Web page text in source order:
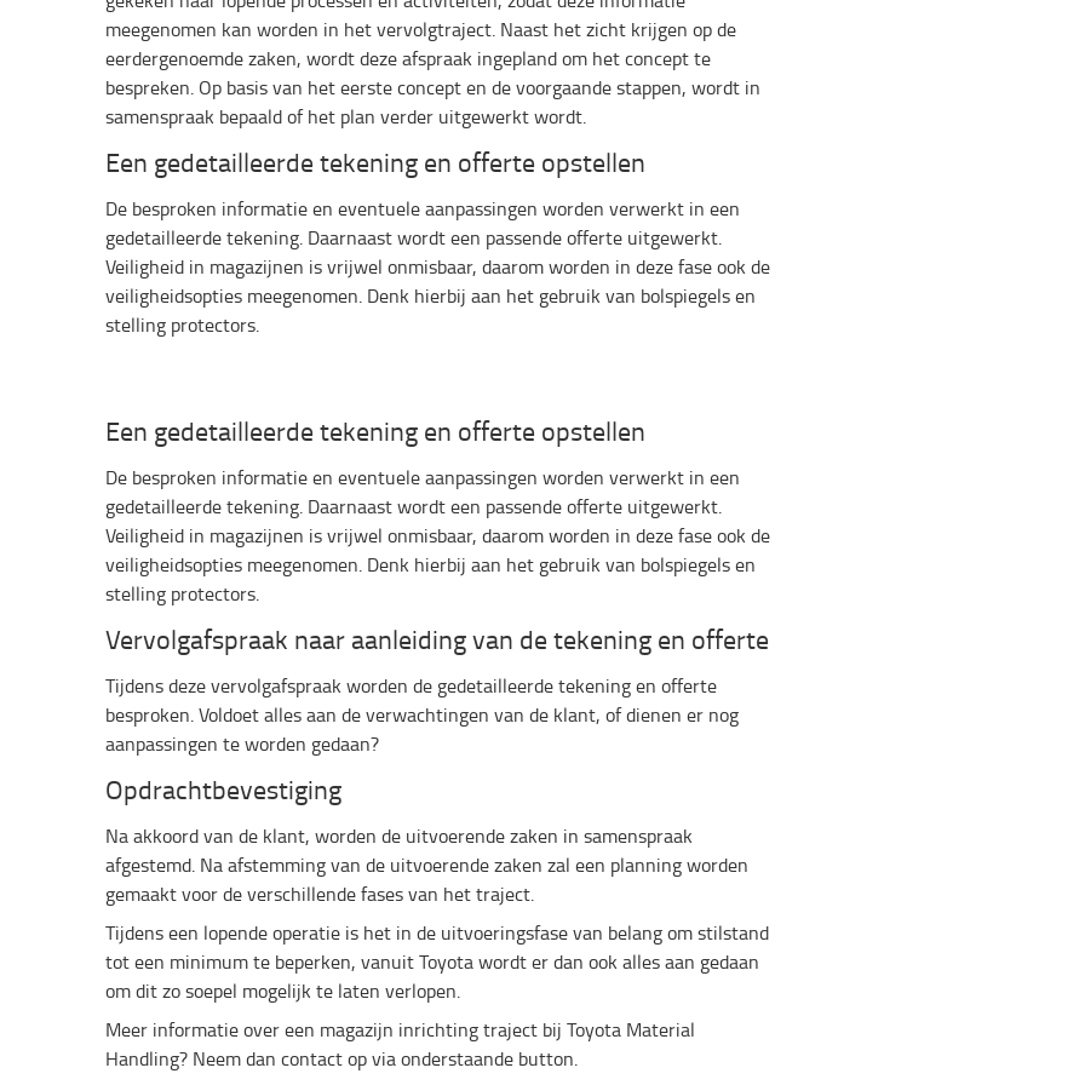
meegenomen kan worden in het vervolgtraject. Naast het zicht krijgen op de
eerdergenoemde zaken, wordt deze afspraak ingepland om het concept te
bespreken. Op basis van het eerste concept en de voorgaande stappen, wordt in
samenspraak bepaald of het plan verder uitgewerkt wordt.
Een gedetailleerde tekening en offerte opstellen
De besproken informatie en eventuele aanpassingen worden verwerkt in een
gedetailleerde tekening. Daarnaast wordt een passende offerte uitgewerkt.
Veiligheid in magazijnen is vrijwel onmisbaar, daarom worden in deze fase ook de
veiligheidsopties meegenomen. Denk hierbij aan het gebruik van bolspiegels en
stelling protectors.
Een gedetailleerde tekening en offerte opstellen
De besproken informatie en eventuele aanpassingen worden verwerkt in een
gedetailleerde tekening. Daarnaast wordt een passende offerte uitgewerkt.
Veiligheid in magazijnen is vrijwel onmisbaar, daarom worden in deze fase ook de
veiligheidsopties meegenomen. Denk hierbij aan het gebruik van bolspiegels en
stelling protectors.
Vervolgafspraak naar aanleiding van de tekening en offerte
Tijdens deze vervolgafspraak worden de gedetailleerde tekening en offerte
besproken. Voldoet alles aan de verwachtingen van de klant, of dienen er nog
aanpassingen te worden gedaan?
Opdrachtbevestiging
Na akkoord van de klant, worden de uitvoerende zaken in samenspraak
afgestemd. Na afstemming van de uitvoerende zaken zal een planning worden
gemaakt voor de verschillende fases van het traject.
Tijdens een lopende operatie is het in de uitvoeringsfase van belang om stilstand
tot een minimum te beperken, vanuit Toyota wordt er dan ook alles aan gedaan
om dit zo soepel mogelijk te laten verlopen.
Meer informatie over een magazijn inrichting traject bij Toyota Material
Handling? Neem dan contact op via onderstaande button.